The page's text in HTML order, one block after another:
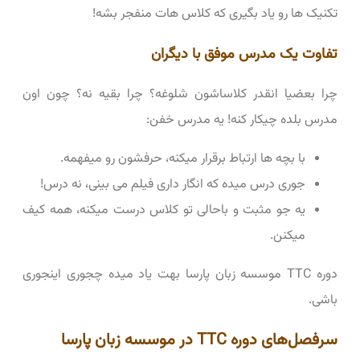
تکنیک ها رو یاد بگیری که کلاس هات منفجر بشه!
تفاوت یک مدرس موفق با دیگران
چرا بعضیا انقدر کلاساشون شلوغه؟ چرا بقیه نه؟ چون اون
مدرس بلده چیکار کنه! یه مدرس خفن:
با بچه ها ارتباط برقرار میکنه، حرفشون رو میفهمه.
جوری درس میده که انگار داری فیلم می بینی، نه درس!
یه جو مثبت و باحالی تو کلاس درست میکنه، همه کیف
میکنن.
دوره TTC موسسه زبان پارسا بهت یاد میده چجوری اینجوری
باشی.
سرفصل‌های دوره TTC در موسسه زبان پارسا